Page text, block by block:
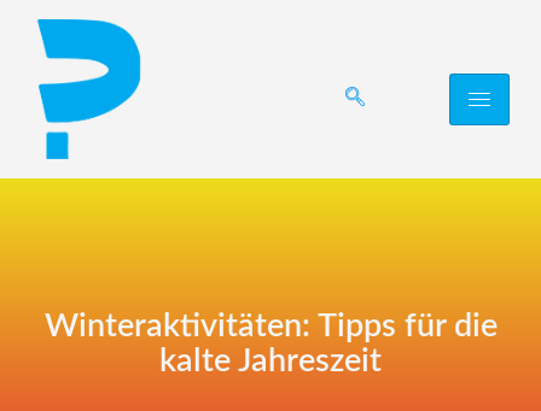
Winteraktivitäten: Tipps für die
kalte Jahreszeit